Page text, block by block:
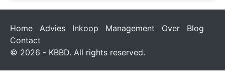
Home Advies Inkoop Management Over
Blog
Contact
© 2026 - KBBD. All rights reserved.